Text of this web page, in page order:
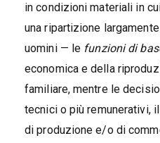
in condizioni materiali in
una ripartizione
uomini — le funzioni di
economica e della
familiare, mentre le
tecnici o più remunerativi,
di produzione e/o di